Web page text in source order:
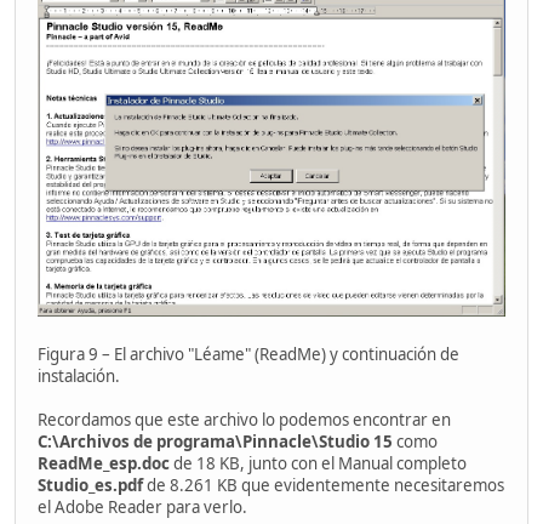
Figura 9 – El archivo "Léame" (ReadMe) y continuación de
instalación.
Recordamos que este archivo lo podemos encontrar en
C:\Archivos de programa\Pinnacle\Studio 15 como
ReadMe_esp.docde 18 KB, junto con el Manual completo
Studio_es.pdfde 8.261 KB que evidentemente necesitaremos
el Adobe Reader para verlo.